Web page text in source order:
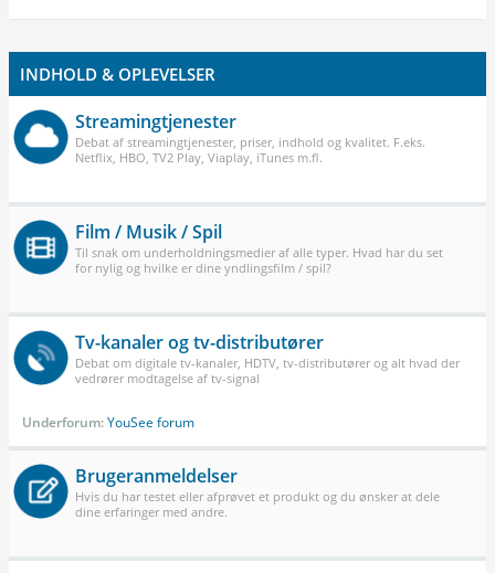
INDHOLD & OPLEVELSER
Streamingtjenester
Debat af streamingtjenester, priser, indhold og kvalitet. F.eks.
Netflix, HBO, TV2 Play, Viaplay, iTunes m.fl.
Film / Musik / Spil
Til snak om underholdningsmedier af alle typer. Hvad har du set
for nylig og hvilke er dine yndlingsfilm / spil?
Tv-kanaler og tv-distributører
Debat om digitale tv-kanaler, HDTV, tv-distributører og alt hvad der
vedrører modtagelse af tv-signal
Underforum:YouSee forum
Brugeranmeldelser
Hvis du har testet eller afprøvet et produkt og du ønsker at dele
dine erfaringer med andre.